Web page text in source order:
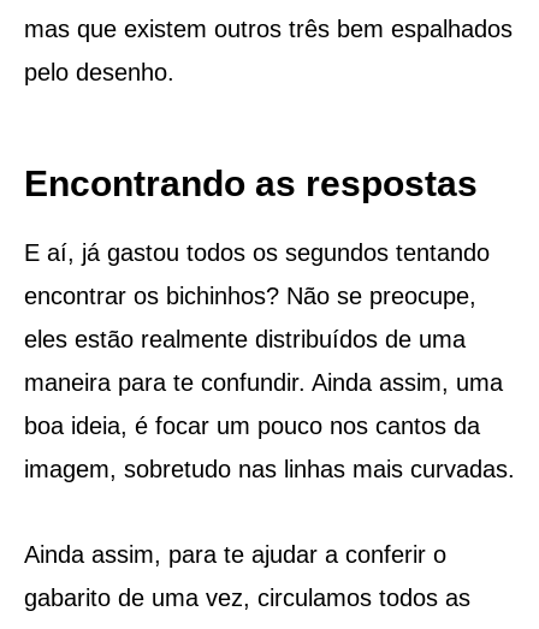
mas que existem outros três bem espalhados
pelo desenho.
Encontrando as respostas
E aí, já gastou todos os segundos tentando
encontrar os bichinhos? Não se preocupe,
eles estão realmente distribuídos de uma
maneira para te confundir. Ainda assim, uma
boa ideia, é focar um pouco nos cantos da
imagem, sobretudo nas linhas mais curvadas.
Ainda assim, para te ajudar a conferir o
gabarito de uma vez, circulamos todos as